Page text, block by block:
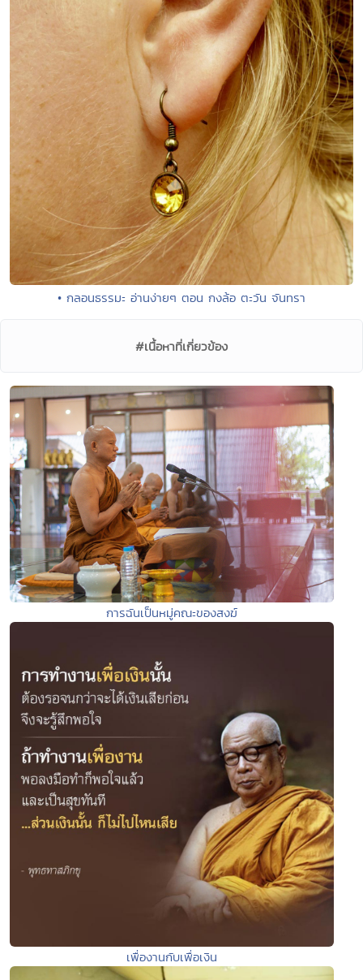
• กลอนธรรมะ อ่านง่ายๆ ตอน กงล้อ ตะวัน จันทรา
#เนื้อหาที่เกี่ยวข้อง
การฉันเป็นหมู่คณะของสงฆ์
เพื่องานกับเพื่อเงิน